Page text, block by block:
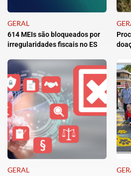
GERAL
614 MEIs são bloqueados por
irregularidades fiscais no ES
GERAL